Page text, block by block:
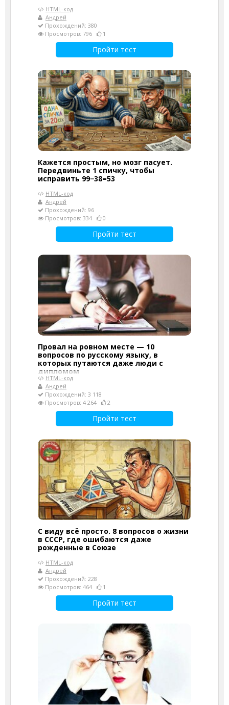
HTML-код
Андрей
Прохождений: 380
Просмотров: 796
1
Пройти тест
Кажется простым, но мозг пасует.
Передвиньте 1 спичку, чтобы
исправить 99−38=53
HTML-код
Андрей
Прохождений: 96
Просмотров: 334
0
Пройти тест
Провал на ровном месте — 10
вопросов по русскому языку, в
которых путаются даже люди с
дипломом
HTML-код
Андрей
Прохождений: 3 118
Просмотров: 4 264
2
Пройти тест
С виду всё просто. 8 вопросов о жизни
в СССР, где ошибаются даже
рожденные в Союзе
HTML-код
Андрей
Прохождений: 228
Просмотров: 464
1
Пройти тест